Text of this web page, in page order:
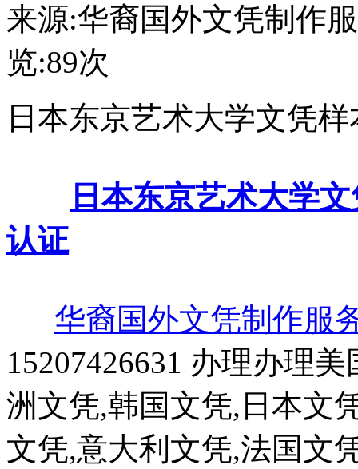
来源:华裔国外文凭制作
览:89次
日本东京艺术大学文凭
日本东京艺术大学
认证
华裔国外文凭制作服
15207426631 办理办理
洲文凭,韩国文凭,日本文
文凭,意大利文凭,法国文